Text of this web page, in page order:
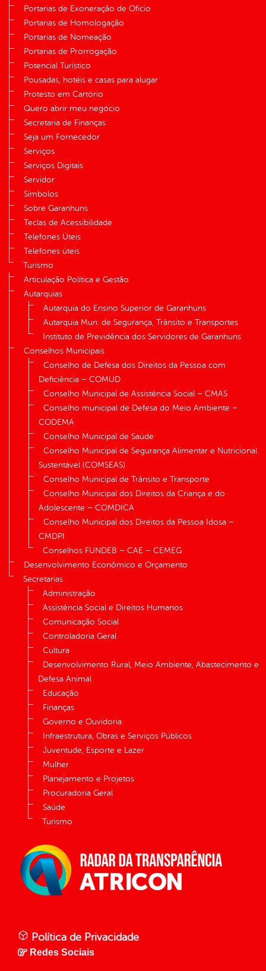
Portarias de Exoneração de Ofício
Portarias de Homologação
Portarias de Nomeação
Portarias de Prorrogação
Potencial Turístico
Pousadas, hotéis e casas para alugar
Protesto em Cartório
Quero abrir meu negócio
Secretaria de Finanças
Seja um Fornecedor
Serviços
Serviços Digitais
Servidor
Símbolos
Sobre Garanhuns
Teclas de Acessibilidade
Telefones Úteis
Telefones úteis
Turismo
Articulação Política e Gestão
Autarquias
Autarquia do Ensino Superior de Garanhuns
Autarquia Mun. de Segurança, Trânsito e Transportes
Instituto de Previdência dos Servidores de Garanhuns
Conselhos Municipais
Conselho de Defesa dos Direitos da Pessoa com
Deficiência – COMUD
Conselho Municipal de Assistência Social – CMAS
Conselho municipal de Defesa do Meio Ambiente –
CODEMA
Conselho Municipal de Saúde
Conselho Municipal de Segurança Alimentar e Nutricional
Sustentável (COMSEAS)
Conselho Municipal de Trânsito e Transporte
Conselho Municipal dos Direitos da Criança e do
Adolescente – COMDICA
Conselho Municipal dos Direitos da Pessoa Idosa –
CMDPI
Conselhos FUNDEB – CAE – CEMEG
Desenvolvimento Econômico e Orçamento
Secretarias
Administração
Assistência Social e Direitos Humanos
Comunicação Social
Controladoria Geral
Cultura
Desenvolvimento Rural, Meio Ambiente, Abastecimento e
Defesa Animal
Educação
Finanças
Governo e Ouvidoria
Infraestrutura, Obras e Serviços Públicos
Juventude, Esporte e Lazer
Mulher
Planejamento e Projetos
Procuradoria Geral
Saúde
Turismo
Política de Privacidade
Redes Sociais